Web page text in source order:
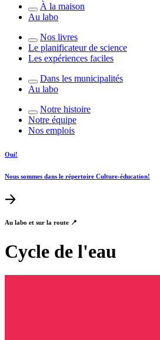
À la maison
Au labo
Nos livres
Le planificateur de science
Les expériences faciles
Dans les municipalités
Au labo
Notre histoire
Notre équipe
Nos emplois
Oui!
Nous sommes dans le répertoire Culture-éducation!
Au labo et sur la route 📍
Cycle de l'eau